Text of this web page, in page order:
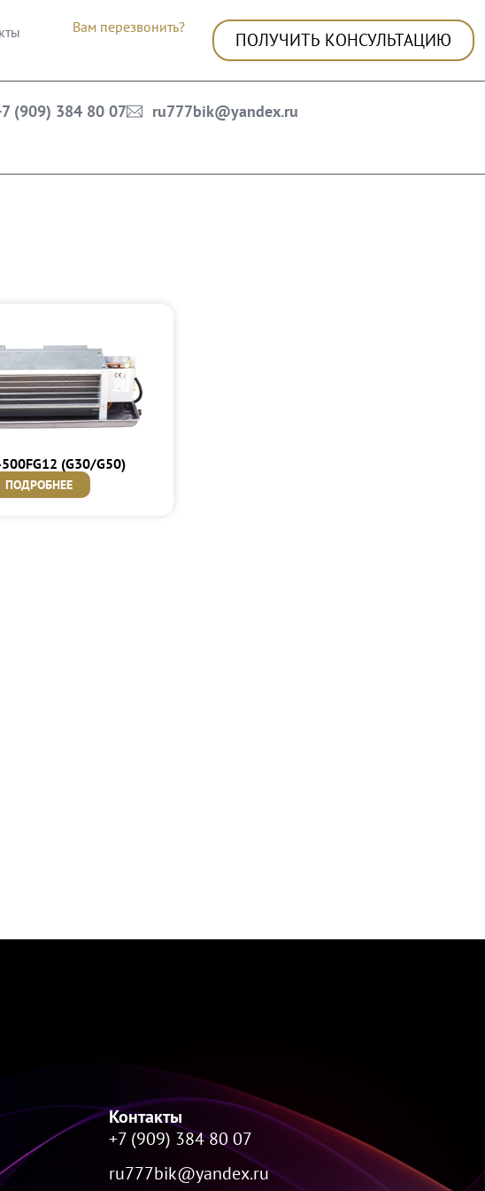
Вам перезвонить?
ПОЛУЧИТЬ КОНСУЛЬТАЦИЮ
(909) 384 80 07 ru777bik@yandex.ru
(G30/G50)
ПОДРОБНЕЕ
Контакты
+7 (909) 384 80 07
ru777bik@yandex.ru